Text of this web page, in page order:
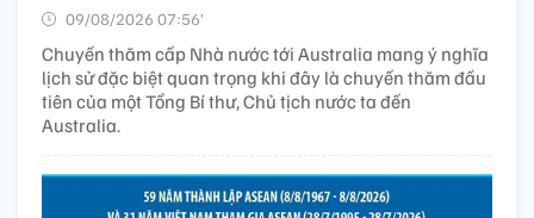
09/08/2026 07:56’
Chuyến thăm cấp Nhà nước tới Australia mang ý nghĩa
lịch sử đặc biệt quan trọng khi đây là chuyến thăm đầu
tiên của một Tổng Bí thư, Chủ tịch nước ta đến
Australia.